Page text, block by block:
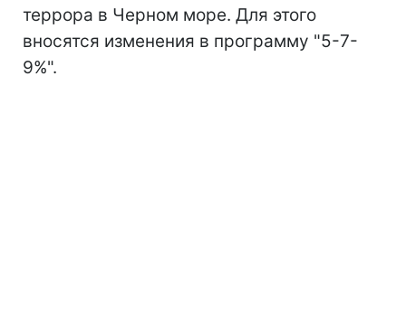
террора в Черном море. Для этого
вносятся изменения в программу "5-7-
9%".